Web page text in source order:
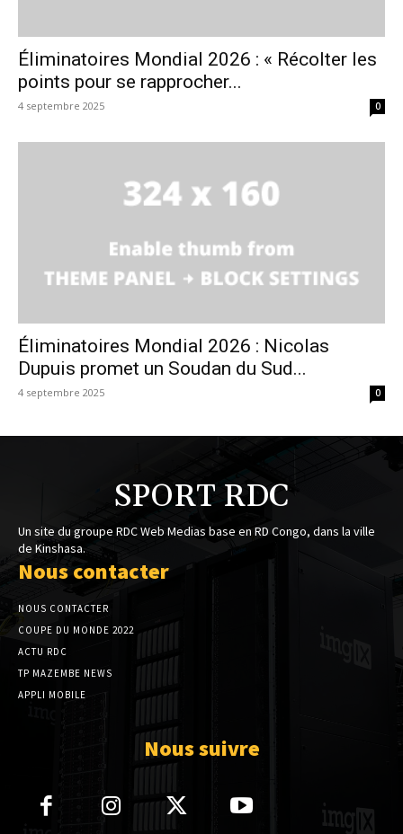
Éliminatoires Mondial 2026 : « Récolter les
points pour se rapprocher...
4 septembre 2025 0
Éliminatoires Mondial 2026 : Nicolas
Dupuis promet un Soudan du Sud...
4 septembre 2025 0
SPORT RDC
Un site du groupe RDC Web Medias base en RD Congo, dans la ville
de Kinshasa.
Nous contacter
NOUS CONTACTER
COUPE DU MONDE 2022
ACTU RDC
TP MAZEMBE NEWS
APPLI MOBILE
Nous suivre